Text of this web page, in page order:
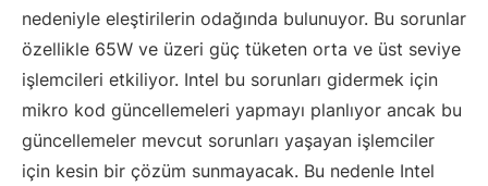
nedeniyle eleştirilerin odağında bulunuyor. Bu sorunlar
özellikle 65W ve üzeri güç tüketen orta ve üst seviye
işlemcileri etkiliyor. Intel bu sorunları gidermek için
mikro kod güncellemeleri yapmayı planlıyor ancak bu
güncellemeler mevcut sorunları yaşayan işlemciler
için kesin bir çözüm sunmayacak. Bu nedenle Intel